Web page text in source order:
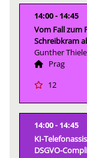
14:00
14:45
Vom Fall zum
Schreibkram
Gunther
Prag
12
14:00
14:45
KI-
DSGVO-